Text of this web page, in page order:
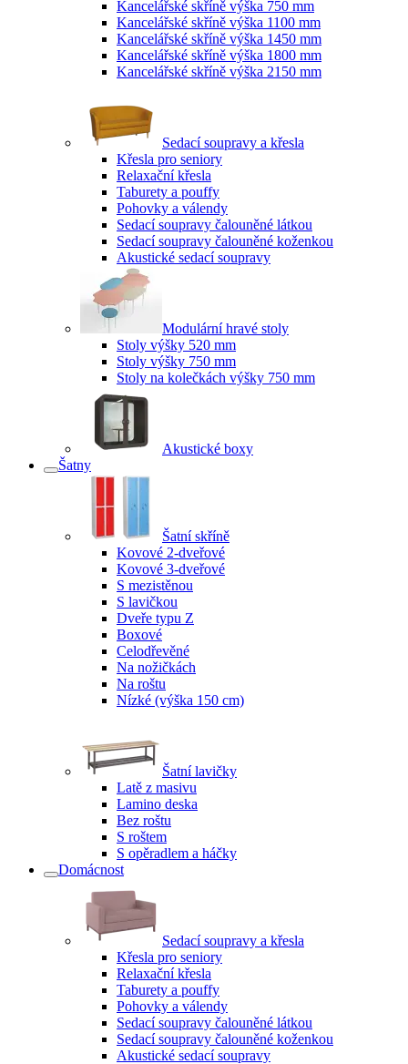
Kancelářské skříně výška 750 mm
Kancelářské skříně výška 1100 mm
Kancelářské skříně výška 1450 mm
Kancelářské skříně výška 1800 mm
Kancelářské skříně výška 2150 mm
Sedací soupravy a křesla
Křesla pro seniory
Relaxační křesla
Taburety a pouffy
Pohovky a válendy
Sedací soupravy čalouněné látkou
Sedací soupravy čalouněné koženkou
Akustické sedací soupravy
Modulární hravé stoly
Stoly výšky 520 mm
Stoly výšky 750 mm
Stoly na kolečkách výšky 750 mm
Akustické boxy
Šatny
Šatní skříně
Kovové 2-dveřové
Kovové 3-dveřové
S mezistěnou
S lavičkou
Dveře typu Z
Boxové
Celodřevěné
Na nožičkách
Na roštu
Nízké (výška 150 cm)
Šatní lavičky
Latě z masivu
Lamino deska
Bez roštu
S roštem
S opěradlem a háčky
Domácnost
Sedací soupravy a křesla
Křesla pro seniory
Relaxační křesla
Taburety a pouffy
Pohovky a válendy
Sedací soupravy čalouněné látkou
Sedací soupravy čalouněné koženkou
Akustické sedací soupravy